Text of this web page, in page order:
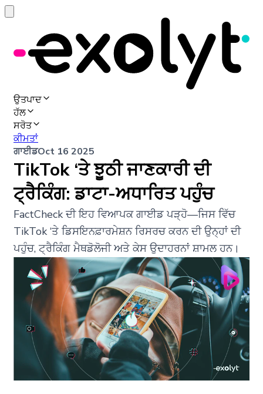
ਉਤਪਾਦ
ਹੱਲ
ਸਰੋਤ
ਕੀਮਤਾਂ
ਗਾਈਡOct 16 2025
TikTok ‘ਤੇ ਝੂਠੀ ਜਾਣਕਾਰੀ ਦੀ
ਟ੍ਰੈਕਿੰਗ: ਡਾਟਾ-ਅਧਾਰਿਤ ਪਹੁੰਚ
FactCheck ਦੀ ਇਹ ਵਿਆਪਕ ਗਾਈਡ ਪੜ੍ਹੋ—ਜਿਸ ਵਿੱਚ
TikTok ‘ਤੇ ਡਿਸਇਨਫ਼ਾਰਮੇਸ਼ਨ ਰਿਸਰਚ ਕਰਨ ਦੀ ਉਨ੍ਹਾਂ ਦੀ
ਪਹੁੰਚ, ਟ੍ਰੈਕਿੰਗ ਮੈਥਡੋਲੋਜੀ ਅਤੇ ਕੇਸ ਉਦਾਹਰਨਾਂ ਸ਼ਾਮਲ ਹਨ।